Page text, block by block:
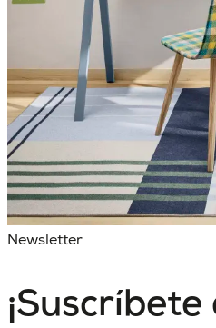
Newsletter